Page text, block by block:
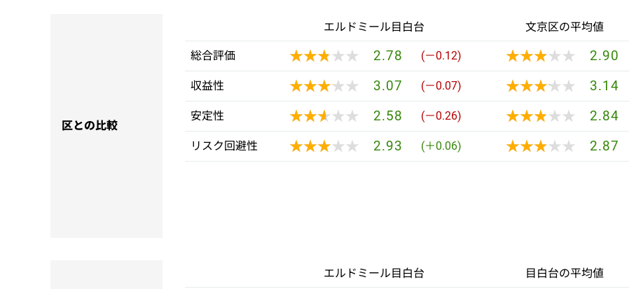
区との比較
エルドミール目白台 文京区の平均値
総合評価 ★★★★★
★★★★★ 2.78 (－0.12) ★★★★★
★★★★★ 2.90
収益性 ★★★★★
★★★★★ 3.07 (－0.07) ★★★★★
★★★★★ 3.14
安定性 ★★★★★
★★★★★ 2.58 (－0.26) ★★★★★
★★★★★ 2.84
リスク回避性 ★★★★★
★★★★★ 2.93 (＋0.06) ★★★★★
★★★★★ 2.87
エルドミール目白台 目白台の平均値